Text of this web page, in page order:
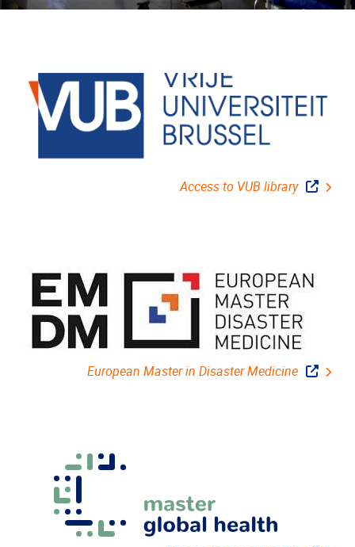
Access to VUB library
European Master in Disaster Medicine